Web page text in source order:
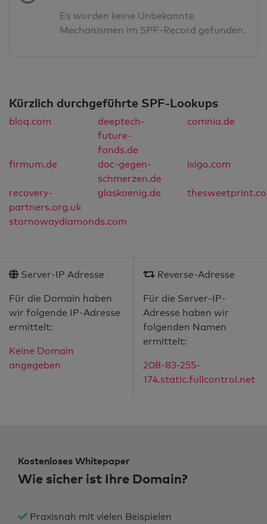
Es wurden keine Unbekannte
Mechanismen im SPF-Record gefunden.
Kürzlich durchgeführte SPF-Lookups
bloq.com
deeptech-
future-
fonds.de
comnia.de
firmum.de
doc-gegen-
schmerzen.de
ixigo.com
recovery-
partners.org.uk
glaskoenig.de
stornowaydiamonds.com
Server-IP Adresse
Für die Domain haben
wir folgende IP-Adresse
ermittelt:
Keine Domain
angegeben
Reverse-Adresse
Für die Server-IP-
Adresse haben wir
folgenden Namen
ermittelt:
208-83-255-
174.static.fullcontrol.net
Kostenloses Whitepaper
Wie sicher ist Ihre Domain?
Praxisnah mit vielen Beispielen